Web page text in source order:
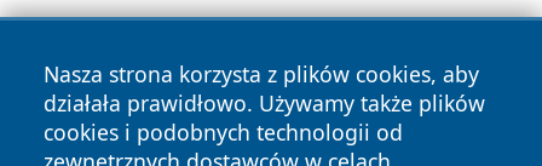
Nasza strona korzysta z plików cookies, aby
działała prawidłowo. Używamy także plików
cookies i podobnych technologii od